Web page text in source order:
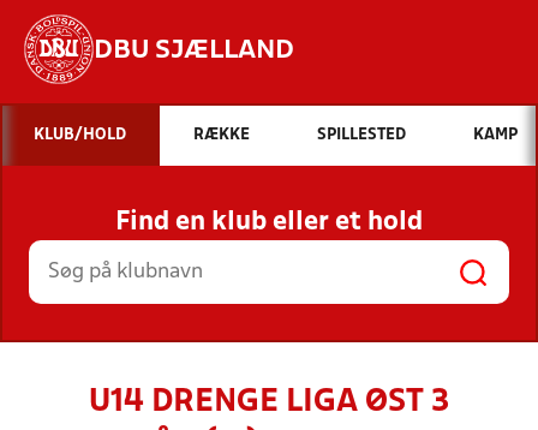
DBU SJÆLLAND
Hvad vil du søge efter?
INDHOLD OG NYHEDER
STILLINGER, RESULTATER, KLUBBER OG
HOLD
KLUB/HOLD RÆKKE SPILLESTED KAMP
Find en klub eller et hold
U14 DRENGE LIGA ØST 3